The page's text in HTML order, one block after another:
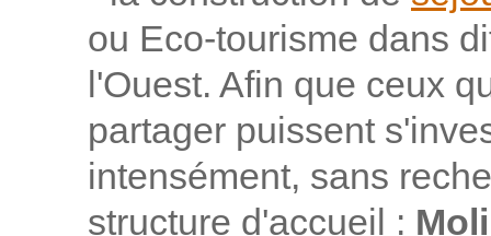
ou Eco-tourisme dans
l'Ouest. Afin que ceux
partager puissent
intensément, sans
structure d'accueil :